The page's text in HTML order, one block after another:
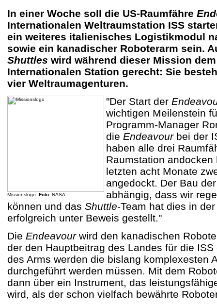
In einer Woche soll die US-Raumfähre
Internationalen Weltraumstation ISS
ein weiteres italienisches Logistikmodul
sowie ein kanadischer Roboterarm sein.
Shuttles wird während dieser Mission
Internationalen Station gerecht: Sie
vier Weltraumagenturen.
Missionslogo. Foto: NASA
"Der Start der
wichtigen Meilenstein
Programm-Manager
die Endeavourbei der
haben alle drei
Raumstation
letzten acht Monate
angedockt. Der Bau
abhängig, dass wir
können und das Shuttle-Team hat dies in
erfolgreich unter Beweis gestellt."
Die Endeavour wird den kanadischen
der den Hauptbeitrag des Landes für die
des Arms werden die bislang komplexesten
durchgeführt werden müssen. Mit dem
dann über ein Instrument, das
wird, als der schon vielfach bewährte